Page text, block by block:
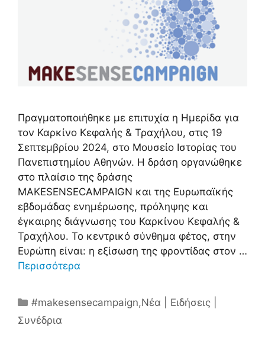
Πραγματοποιήθηκε με επιτυχία η Ημερίδα για
τον Καρκίνο Κεφαλής & Τραχήλου, στις 19
Σεπτεμβρίου 2024, στο Μουσείο Ιστορίας του
Πανεπιστημίου Αθηνών. Η δράση οργανώθηκε
στο πλαίσιο της δράσης
MAKESENSECAMPAIGN και της Ευρωπαϊκής
εβδομάδας ενημέρωσης, πρόληψης και
έγκαιρης διάγνωσης του Καρκίνου Κεφαλής &
Τραχήλου. Το κεντρικό σύνθημα φέτος, στην
Ευρώπη είναι: η εξίσωση της φροντίδας στον …
Περισσότερα
Κατηγορίες
#makesensecampaign,Νέα | Ειδήσεις |
Συνέδρια